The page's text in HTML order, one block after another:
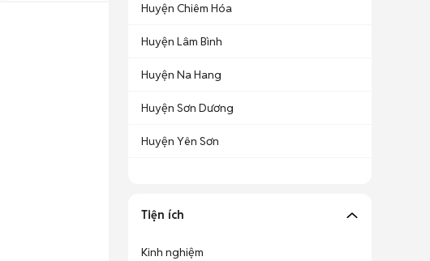
Huyện Chiêm Hóa
Huyện Lâm Bình
Huyện Na Hang
Huyện Sơn Dương
Huyện Yên Sơn
Tiện ích
Kinh nghiệm